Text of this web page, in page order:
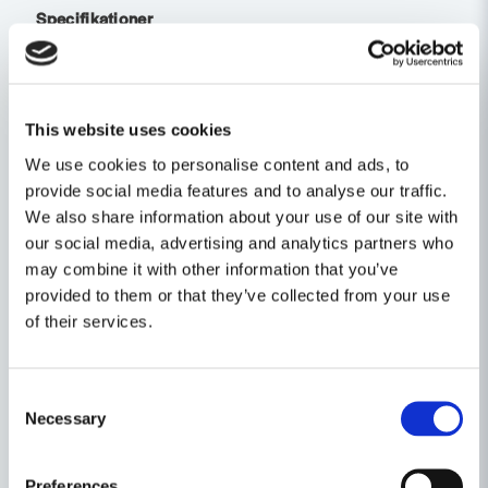
This website uses cookies
We use cookies to personalise content and ads, to
provide social media features and to analyse our traffic.
We also share information about your use of our site with
our social media, advertising and analytics partners who
may combine it with other information that you’ve
provided to them or that they’ve collected from your use
of their services.
Selection
Necessary
Specifikationer
Maxtryck 25 Pa
Kapacitet friblåsande Max (m3/h) 95 m³/h
Elförsörjningsfas 1-fas
Isolationsklass II
Typ av motor AC
Kapslingsklass (IP) IP 44
Utseende & Material
Yta Matt
Färg Vit
Material Plast
Minimal omgivningstemperatur 5 °C